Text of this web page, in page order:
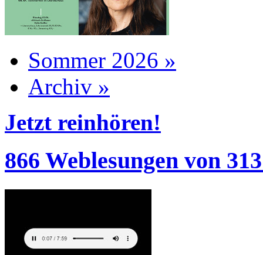
Sommer 2026 »
Archiv »
Jetzt reinhören!
866 Weblesungen von